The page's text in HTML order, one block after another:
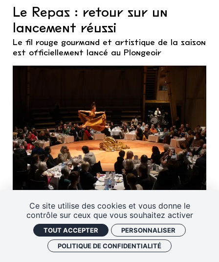
Ce site utilise des cookies et vous donne le
contrôle sur ceux que vous souhaitez activer
TOUT ACCEPTER
PERSONNALISER
POLITIQUE DE CONFIDENTIALITÉ
Le Repas : retour sur un
lancement réussi
Le fil rouge gourmand et artistique de la saison
est officiellement lancé au Plongeoir
À voir